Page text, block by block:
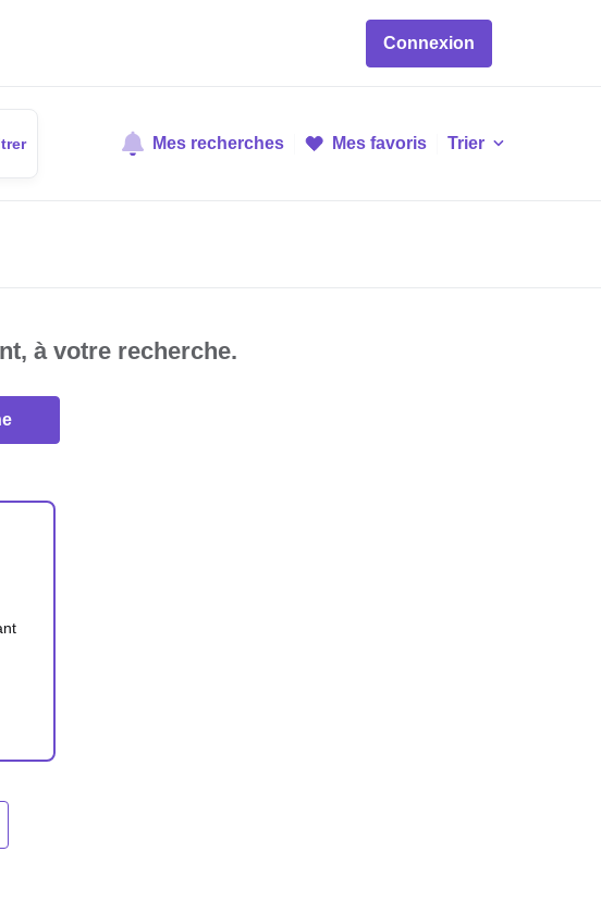
Connexion
Mes recherches Mes favoris Trier
à votre recherche.